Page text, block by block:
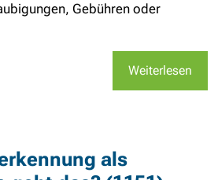
Gebühren oder
Weiterlesen
als